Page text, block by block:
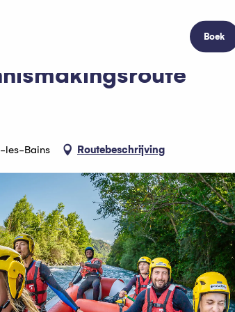
Boek
les-Bains
Routebeschrijving